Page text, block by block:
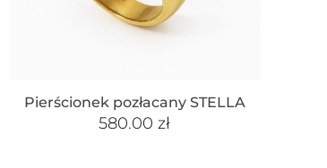
Pierścionek pozłacany STELLA
580.00zł